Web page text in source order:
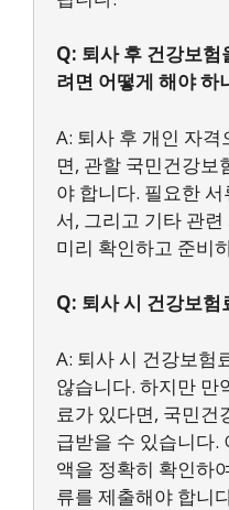
Q: 퇴사 후 건강보
려면 어떻게 해야 하
A: 퇴사 후 개인 자
면, 관할 국민건강보
야 합니다. 필요한
서, 그리고 기타 관
미리 확인하고 준비
Q: 퇴사 시 건강보험
A: 퇴사 시 건강보험
않습니다. 하지만 만
료가 있다면, 국민건
급받을 수 있습니다.
액을 정확히 확인하
류를 제출해야 합니